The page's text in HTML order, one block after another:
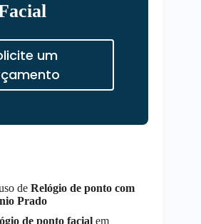
um
de Relógio de ponto com
Prado
de ponto facial em